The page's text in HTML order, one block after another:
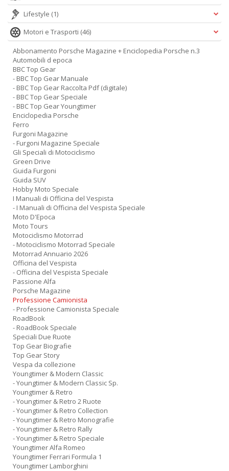
Lifestyle (1)
Motori e Trasporti (46)
Abbonamento Porsche Magazine + Enciclopedia Porsche n.3
Automobili d epoca
BBC Top Gear
- BBC Top Gear Manuale
- BBC Top Gear Raccolta Pdf (digitale)
- BBC Top Gear Speciale
- BBC Top Gear Youngtimer
Enciclopedia Porsche
Ferro
Furgoni Magazine
- Furgoni Magazine Speciale
Gli Speciali di Motociclismo
Green Drive
Guida Furgoni
Guida SUV
Hobby Moto Speciale
I Manuali di Officina del Vespista
- I Manuali di Officina del Vespista Speciale
Moto D'Epoca
Moto Tours
Motociclismo Motorrad
- Motociclismo Motorrad Speciale
Motorrad Annuario 2026
Officina del Vespista
- Officina del Vespista Speciale
Passione Alfa
Porsche Magazine
Professione Camionista
- Professione Camionista Speciale
RoadBook
- RoadBook Speciale
Speciali Due Ruote
Top Gear Biografie
Top Gear Story
Vespa da collezione
Youngtimer & Modern Classic
- Youngtimer & Modern Classic Sp.
Youngtimer & Retro
- Youngtimer & Retro 2 Ruote
- Youngtimer & Retro Collection
- Youngtimer & Retro Monografie
- Youngtimer & Retro Rally
- Youngtimer & Retro Speciale
Youngtimer Alfa Romeo
Youngtimer Ferrari Formula 1
Youngtimer Lamborghini